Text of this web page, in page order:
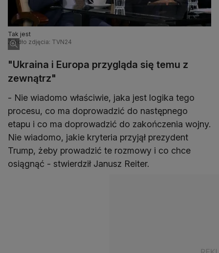
Tak jest
Źródło zdjęcia: TVN24
"Ukraina i Europa przygląda się temu z
zewnątrz"
- Nie wiadomo właściwie, jaka jest logika tego
procesu, co ma doprowadzić do następnego
etapu i co ma doprowadzić do zakończenia wojny.
Nie wiadomo, jakie kryteria przyjął prezydent
Trump, żeby prowadzić te rozmowy i co chce
osiągnąć - stwierdził Janusz Reiter.